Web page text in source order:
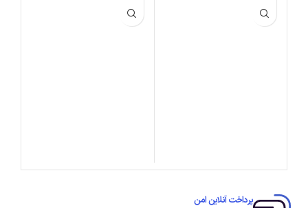
پرداخت آنلاین امن